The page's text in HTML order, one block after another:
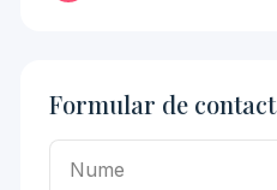
Formular de contact